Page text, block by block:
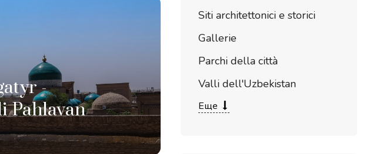
-
Pahlavan
Siti architettonici e storici
Gallerie
Parchi della città
Valli dell'Uzbekistan
Еще